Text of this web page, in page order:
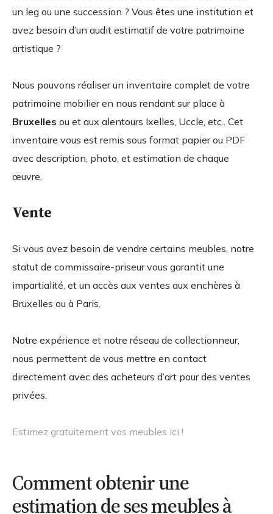
un leg ou une succession ? Vous êtes une institution et
avez besoin d’un audit estimatif de votre patrimoine
artistique ?
Nous pouvons réaliser un inventaire complet de votre
patrimoine mobilier en nous rendant sur place à
Bruxelles ou et aux alentours Ixelles, Uccle, etc.. Cet
inventaire vous est remis sous format papier ou PDF
avec description, photo, et estimation de chaque
œuvre.
Vente
Si vous avez besoin de vendre certains meubles, notre
statut de commissaire-priseur vous garantit une
impartialité, et un accès aux ventes aux enchères à
Bruxelles ou à Paris.
Notre expérience et notre réseau de collectionneur,
nous permettent de vous mettre en contact
directement avec des acheteurs d’art pour des ventes
privées.
Estimez gratuitement vos meubles ici !
Comment obtenir une
estimation de ses meubles à